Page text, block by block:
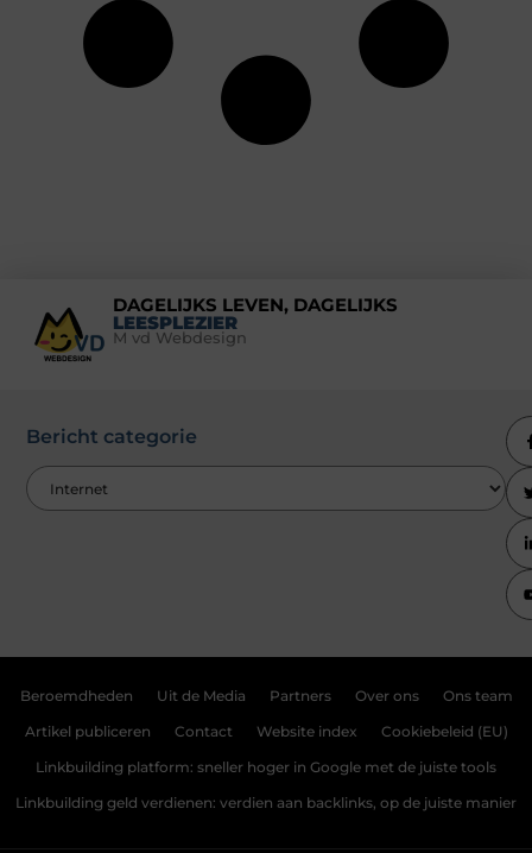
DAGELIJKS LEVEN, DAGELIJKS
LEESPLEZIER
M vd Webdesign
Bericht categorie
Beroemdheden Uit de Media Partners Over ons Ons team
Artikel publiceren Contact Website index Cookiebeleid (EU)
Linkbuilding platform: sneller hoger in Google met de juiste tools
Linkbuilding geld verdienen: verdien aan backlinks, op de juiste manier